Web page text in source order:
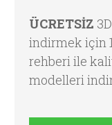
ÜCRETSİZ
indirmek için
rehberi ile
modelleri